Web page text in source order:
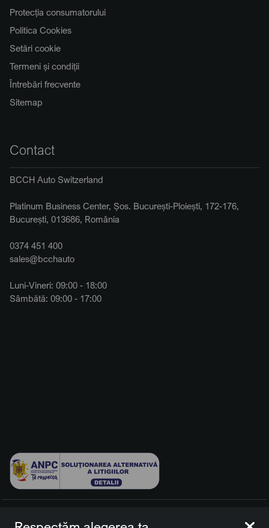
Protecția consumatorului
Politica Cookies
Setări cookie
Termeni și condiții
Întrebări frecvente
Sitemap
Contact
BCCH Auto Switzerland
Platinum Business Center, Șos. București-Ploiești, 172-176,
București, 013686, România
0374 451 400
sales@bcchauto
Luni-Vineri: 09:00 - 18:00
Sâmbătă: 09:00 - 17:00